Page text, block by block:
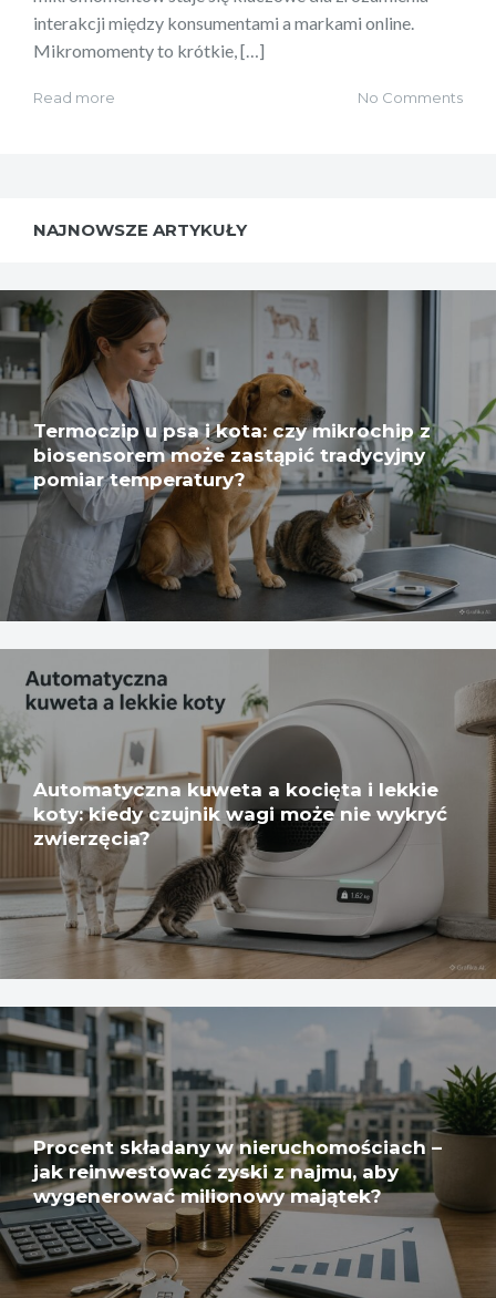
interakcji między konsumentami a markami online.
Mikromomenty to krótkie, […]
Read more No Comments
NAJNOWSZE ARTYKUŁY
Termoczip u psa i kota: czy mikrochip z
biosensorem może zastąpić tradycyjny
pomiar temperatury?
Automatyczna kuweta a kocięta i lekkie
koty: kiedy czujnik wagi może nie wykryć
zwierzęcia?
Procent składany w nieruchomościach –
jak reinwestować zyski z najmu, aby
wygenerować milionowy majątek?